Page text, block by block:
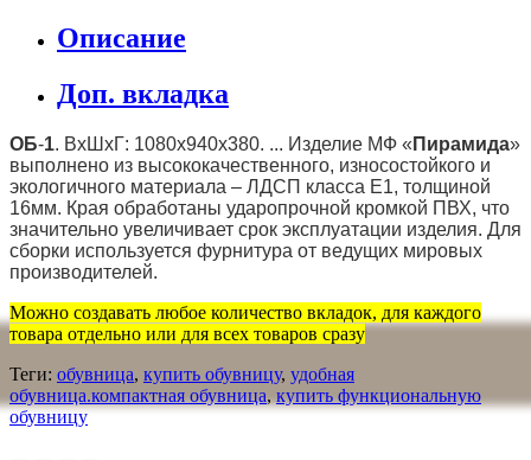
Описание
Доп. вкладка
ОБ-1. ВхШхГ: 1080х940х380. ... Изделие МФ « Пирамида»
выполнено из высококачественного, износостойкого и
экологичного материала – ЛДСП класса Е1, толщиной
16мм. Края обработаны ударопрочной кромкой ПВХ, что
значительно увеличивает срок эксплуатации изделия. Для
сборки используется фурнитура от ведущих мировых
производителей.
Можно создавать любое количество вкладок, для каждого
товара отдельно или для всех товаров сразу
Теги: обувница, купить обувницу, удобная
обувница.компактная обувница, купить функциональную
обувницу